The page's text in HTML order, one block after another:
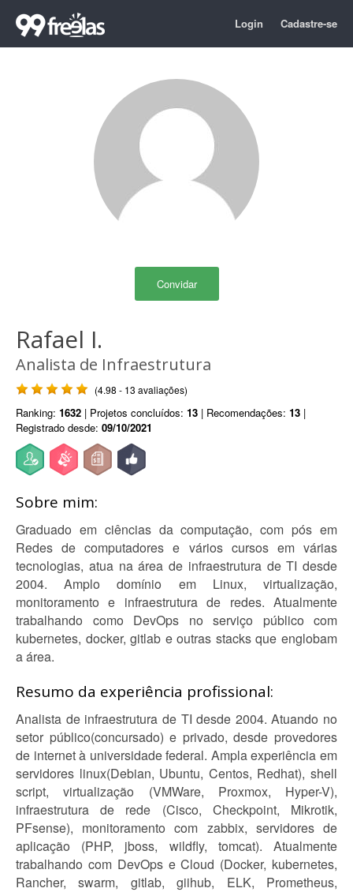
Login Cadastre-se
Convidar
Rafael I.
Analista de Infraestrutura
(4.98 - 13 avaliações)
Ranking: 1632 | Projetos concluídos: 13 | Recomendações: 13 |
Registrado desde: 09/10/2021
Sobre mim:
Graduado em ciências da computação, com pós em
Redes de computadores e vários cursos em várias
tecnologias, atua na área de infraestrutura de TI desde
2004. Amplo domínio em Linux, virtualização,
monitoramento e infraestrutura de redes. Atualmente
trabalhando como DevOps no serviço público com
kubernetes, docker, gitlab e outras stacks que englobam
a área.
Resumo da experiência profissional:
Analista de infraestrutura de TI desde 2004. Atuando no
setor público(concursado) e privado, desde provedores
de internet à universidade federal. Ampla experiência em
servidores linux(Debian, Ubuntu, Centos, Redhat), shell
script, virtualização (VMWare, Proxmox, Hyper-V),
infraestrutura de rede (Cisco, Checkpoint, Mikrotik,
PFsense), monitoramento com zabbix, servidores de
aplicação (PHP, jboss, wildfly, tomcat). Atualmente
trabalhando com DevOps e Cloud (Docker, kubernetes,
Rancher, swarm, gitlab, giihub, ELK, Prometheus,